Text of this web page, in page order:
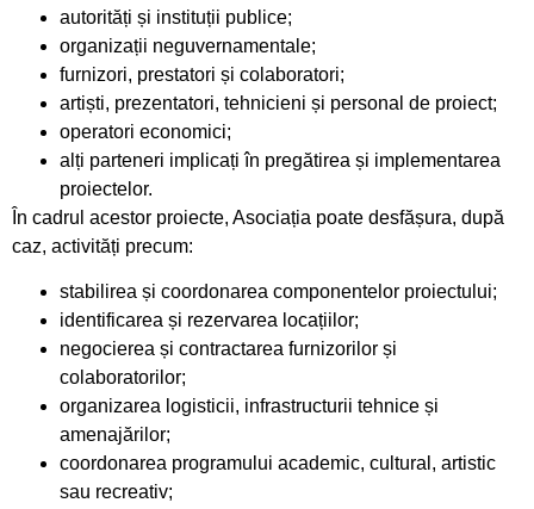
autorități și instituții publice;
organizații neguvernamentale;
furnizori, prestatori și colaboratori;
artiști, prezentatori, tehnicieni și personal de proiect;
operatori economici;
alți parteneri implicați în pregătirea și implementarea
proiectelor.
În cadrul acestor proiecte, Asociația poate desfășura, după
caz, activități precum:
stabilirea și coordonarea componentelor proiectului;
identificarea și rezervarea locațiilor;
negocierea și contractarea furnizorilor și
colaboratorilor;
organizarea logisticii, infrastructurii tehnice și
amenajărilor;
coordonarea programului academic, cultural, artistic
sau recreativ;